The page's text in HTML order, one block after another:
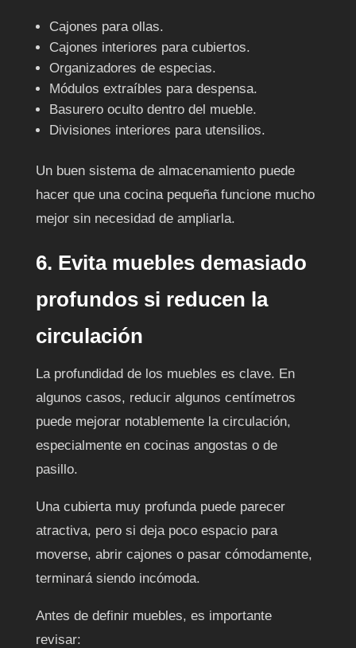
Cajones para ollas.
Cajones interiores para cubiertos.
Organizadores de especias.
Módulos extraíbles para despensa.
Basurero oculto dentro del mueble.
Divisiones interiores para utensilios.
Un buen sistema de almacenamiento puede
hacer que una cocina pequeña funcione mucho
mejor sin necesidad de ampliarla.
6. Evita muebles demasiado
profundos si reducen la
circulación
La profundidad de los muebles es clave. En
algunos casos, reducir algunos centímetros
puede mejorar notablemente la circulación,
especialmente en cocinas angostas o de
pasillo.
Una cubierta muy profunda puede parecer
atractiva, pero si deja poco espacio para
moverse, abrir cajones o pasar cómodamente,
terminará siendo incómoda.
Antes de definir muebles, es importante
revisar: